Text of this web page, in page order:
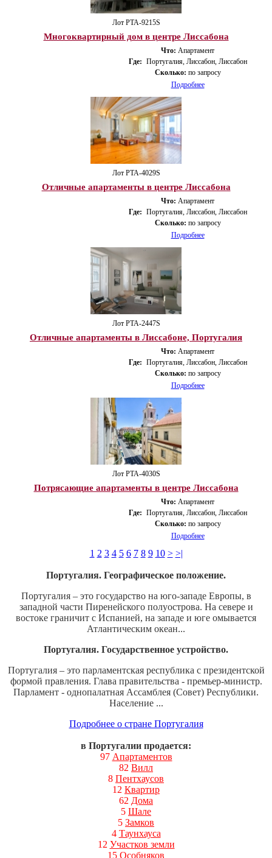
Лот PTA-9215S
Многоквартирный дом в центре Лиссабона
Что: Апартамент
Где: Португалия, Лиссабон, Лиссабон
Сколько: по запросу
Подробнее
Лот PTA-4029S
Отличные апартаменты в центре Лиссабона
Что: Апартамент
Где: Португалия, Лиссабон, Лиссабон
Сколько: по запросу
Подробнее
Лот PTA-2447S
Отличные апартаменты в Лиссабоне, Португалия
Что: Апартамент
Где: Португалия, Лиссабон, Лиссабон
Сколько: по запросу
Подробнее
Лот PTA-4030S
Потрясающие апартаменты в центре Лиссабона
Что: Апартамент
Где: Португалия, Лиссабон, Лиссабон
Сколько: по запросу
Подробнее
1 2 3 4 5 6 7 8 9 10 > >|
Португалия. Географическое положение.
Португалия – это государство на юго-западе Европы, в
западной части Пиренейского полуострова. На севере и
востоке граничит с Испанией, на западе и юге омывается
Атлантическим океан...
Португалия. Государственное устройство.
Португалия – это парламентская республика с президентской
формой правления. Глава правительства - премьер-министр.
Парламент - однопалатная Ассамблея (Совет) Республики.
Население ...
Подробнее о стране Португалия
в Португалии продается:
97 Апартаментов
82 Вилл
8 Пентхаусов
12 Квартир
62 Дома
5 Шале
5 Замков
4 Таунхауса
12 Участков земли
15 Особняков